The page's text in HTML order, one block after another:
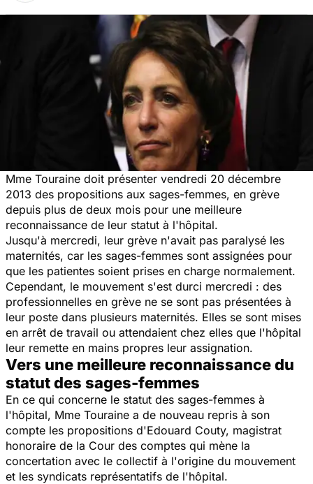
Mme Touraine doit présenter vendredi 20 décembre
2013 des propositions aux sages-femmes, en grève
depuis plus de deux mois pour une meilleure
reconnaissance de leur statut à l'hôpital.
Jusqu'à mercredi, leur grève n'avait pas paralysé les
maternités, car les sages-femmes sont assignées pour
que les patientes soient prises en charge normalement.
Cependant, le mouvement s'est durci mercredi : des
professionnelles en grève ne se sont pas présentées à
leur poste dans plusieurs maternités. Elles se sont mises
en arrêt de travail ou attendaient chez elles que l'hôpital
leur remette en mains propres leur assignation.
Vers une meilleure reconnaissance du
statut des sages-femmes
En ce qui concerne le statut des sages-femmes à
l'hôpital, Mme Touraine a de nouveau repris à son
compte les propositions d'Edouard Couty, magistrat
honoraire de la Cour des comptes qui mène la
concertation avec le collectif à l'origine du mouvement
et les syndicats représentatifs de l'hôpital.